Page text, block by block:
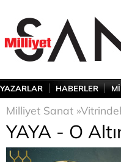
YAZARLAR HABERLER
Milliyet Sanat »
YAYA - O